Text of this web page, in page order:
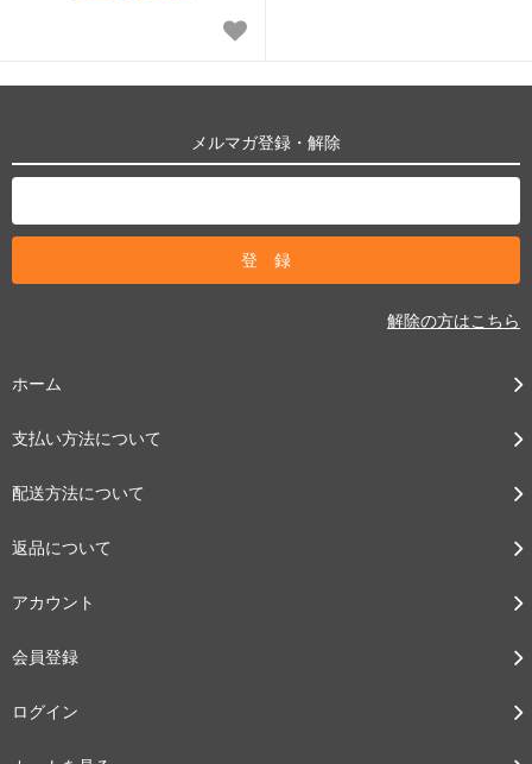
メルマガ登録・解除
解除の方はこちら
ホーム
支払い方法について
配送方法について
返品について
アカウント
会員登録
ログイン